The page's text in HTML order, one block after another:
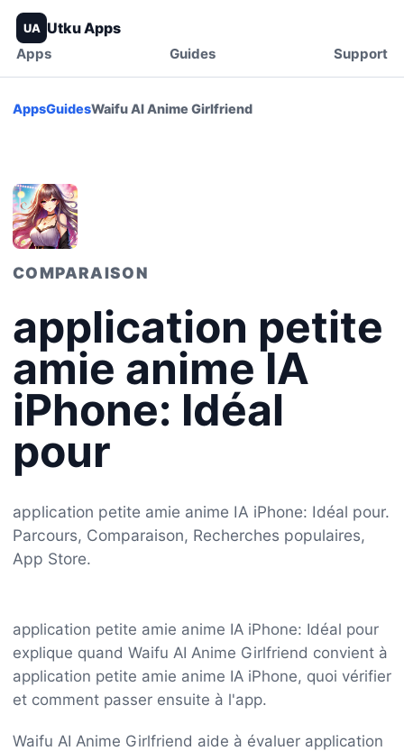
UA Utku Apps
Apps Guides Support
AppsGuidesWaifu AI Anime Girlfriend
COMPARAISON
application petite
amie anime IA
iPhone: Idéal
pour
application petite amie anime IA iPhone: Idéal pour.
Parcours, Comparaison, Recherches populaires,
App Store.
application petite amie anime IA iPhone: Idéal pour
explique quand Waifu AI Anime Girlfriend convient à
application petite amie anime IA iPhone, quoi vérifier
et comment passer ensuite à l'app.
Waifu AI Anime Girlfriend aide à évaluer application